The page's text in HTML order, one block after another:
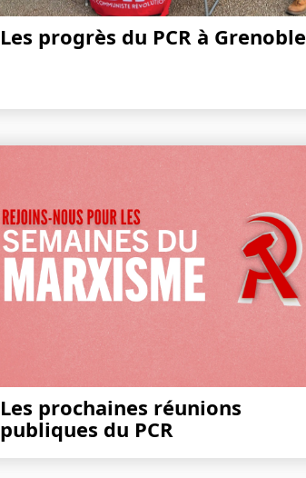
Les progrès du PCR à Grenoble
Les prochaines réunions
publiques du PCR